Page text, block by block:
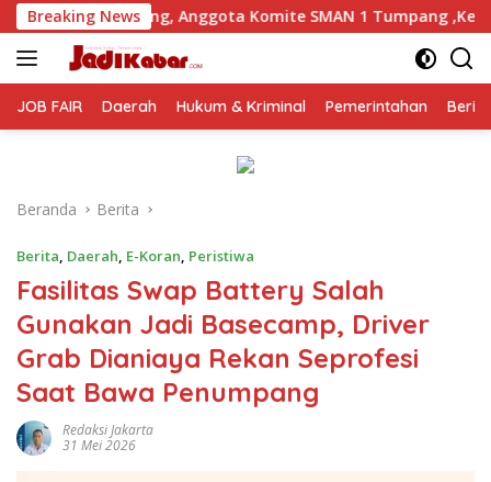
Langsung
ke
konten
Breaking News
Komite SMAN 1 Tumpang ,Ketua DPD IWOI Buka suara
JOB FAIR Daerah Hukum & Kriminal Pemerintahan
Beranda Berita
Berita, Daerah, E-Koran, Peristiwa
Fasilitas Swap Battery Salah
Gunakan Jadi Basecamp, Driver
Grab Dianiaya Rekan Seprofesi
Saat Bawa Penumpang
Redaksi Jakarta
31 Mei 2026